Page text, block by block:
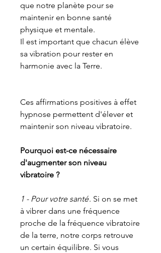
que notre planète pour se
maintenir en bonne santé
physique et mentale.
Il est important que chacun élève
sa vibration pour rester en
harmonie avec la Terre.
Ces affirmations positives à effet
hypnose permettent d'élever et
maintenir son niveau vibratoire.
Pourquoi est-ce nécessaire
d'augmenter son niveau
vibratoire ?
1 - Pour votre santé. Si on se met
à vibrer dans une fréquence
proche de la fréquence vibratoire
de la terre, notre corps retrouve
un certain équilibre. Si vous